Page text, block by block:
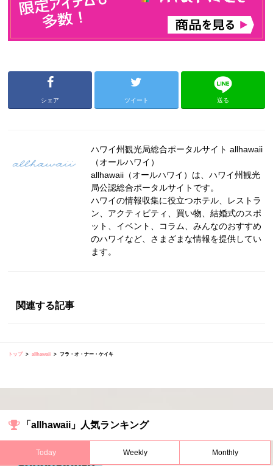
シェア ツイート 送る
ハワイ州観光局総合ポータルサイト allhawaii
（オールハワイ）
allhawaii（オールハワイ）は、ハワイ州観光
局公認総合ポータルサイトです。
ハワイの情報収集に役立つホテル、レストラ
ン、アクティビティ、買い物、結婚式のスポ
ット、イベント、コラム、みんなのおすすめ
のハワイなど、さまざまな情報を提供してい
ます。
関連する記事
トップ allhawaii フラ・オ・ナー・ケイキ
「allhawaii」人気ランキング
Today Weekly Monthly